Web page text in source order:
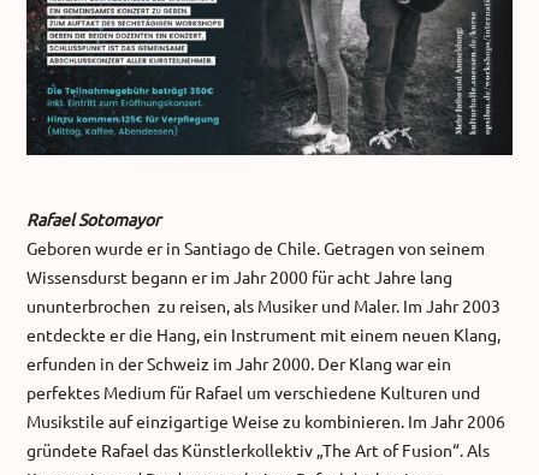
Rafael Sotomayor
Geboren wurde er in Santiago de Chile. Getragen von seinem
Wissensdurst begann er im Jahr 2000 für acht Jahre lang
ununterbrochen zu reisen, als Musiker und Maler. Im Jahr 2003
entdeckte er die Hang, ein Instrument mit einem neuen Klang,
erfunden in der Schweiz im Jahr 2000. Der Klang war ein
perfektes Medium für Rafael um verschiedene Kulturen und
Musikstile auf einzigartige Weise zu kombinieren. Im Jahr 2006
gründete Rafael das Künstlerkollektiv „The Art of Fusion“. Als